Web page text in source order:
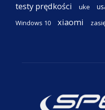
testy prędkości uke
Windows 10 xiaomi